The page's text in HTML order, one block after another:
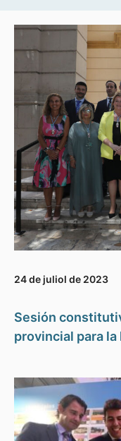
24 de juliol de 2023
Sesión
provincial para